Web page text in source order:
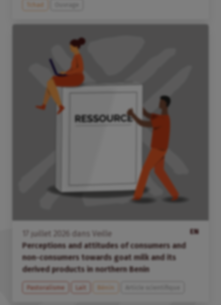
Tchad
EN
juillet dans
Veille
Perceptions and attitudes of consumers and
non-consumers towards goat milk and its
derived products in northern Benin
Pastoralisme Lait